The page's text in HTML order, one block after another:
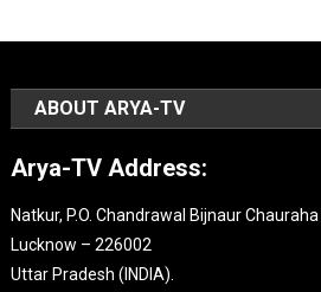
ABOUT ARYA-TV
Arya-TV Address:
Natkur, P.O. Chandrawal Bijnaur Chauraha
Lucknow – 226002
Uttar Pradesh (INDIA).